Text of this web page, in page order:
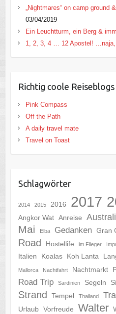
„Nightmares“ on camp ground
03/04/2019
Ein Leuchtturm, ein Berg &
1, 2, 3, 4 … 12 Apostel! …naja,
Richtig coole Reiseblogs
Pink Compass
Off the Path
A daily travel mate
Travel on Toast
Schlagwörter
2014 2015 2016 2017
Angkor Wat Anreise
Mai
Elba Gedanken Gran
Road
Hostellife im Flieger
Italien Koalas Koh Lanta
Mallorca Nachtfahrt Nachtmarkt
Road Trip Sardinien Segeln
Strand Tempel Thailand
Urlaub Vorfreude Walter